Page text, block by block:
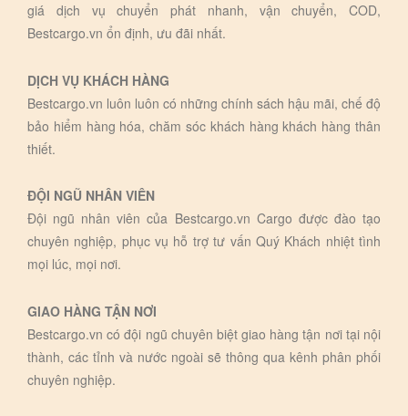
giá dịch vụ chuyển phát nhanh, vận chuyển, COD,
Bestcargo.vn ổn định, ưu đãi nhất.
DỊCH VỤ KHÁCH HÀNG
Bestcargo.vn luôn luôn có những chính sách hậu mãi, chế độ
bảo hiểm hàng hóa, chăm sóc khách hàng khách hàng thân
thiết.
ĐỘI NGŨ NHÂN VIÊN
Đội ngũ nhân viên của Bestcargo.vn Cargo được đào tạo
chuyên nghiệp, phục vụ hỗ trợ tư vấn Quý Khách nhiệt tình
mọi lúc, mọi nơi.
GIAO HÀNG TẬN NƠI
Bestcargo.vn có đội ngũ chuyên biệt giao hàng tận nơi tại nội
thành, các tỉnh và nước ngoài sẽ thông qua kênh phân phối
chuyên nghiệp.